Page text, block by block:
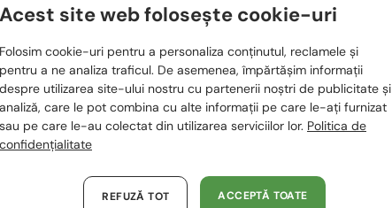
FIȚI INTERESAȚI ȘI DE
2-4 ZILE
Te rugăm să alegi din listă țara potrivită pentru tine:
România / RO
Polska / PL
Magyarország / HU
Austria / AT
Acest site web folosește cookie-uri
Folosim cookie-uri pentru a personaliza conținutul, reclamele și
pentru a ne analiza traficul. De asemenea, împărtășim informații
despre utilizarea site-ului nostru cu partenerii noștri de publicitate și
analiză, care le pot combina cu alte informații pe care le-ați furnizat
sau pe care le-au colectat din utilizarea serviciilor lor. Politica de
confidențialitate
ACCEPTĂ TOATE
REFUZĂ TOT